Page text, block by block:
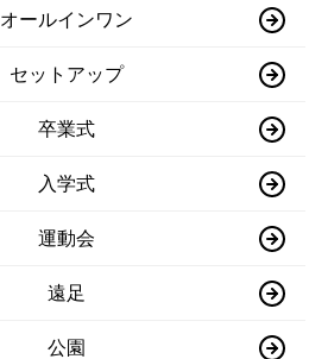
オールインワン
セットアップ
卒業式
入学式
運動会
遠足
公園